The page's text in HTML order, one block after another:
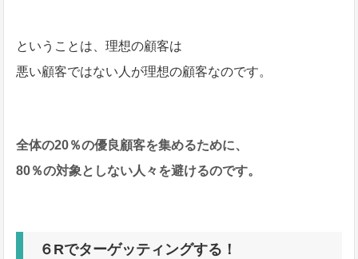
ということは、理想の顧客は
悪い顧客ではない人が理想の顧客なのです。
全体の20％の優良顧客を集めるために、
80％の対象としない人々を避けるのです。
６Rでターゲッティングする！